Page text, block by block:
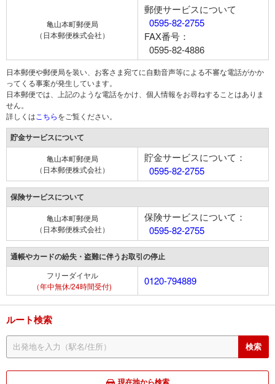
亀山本町郵便局
（日本郵便株式会社）
郵便サービスについて
0595-82-2755
FAX番号：
0595-82-4886
日本郵便や郵便局を装い、お客さま宛てに自動音声等による不審な電話がかか
ってくる事案が発生しています。
日本郵便では、上記のような電話をかけ、個人情報をお尋ねすることはありま
せん。
詳しくは こちらをご覧ください。
貯金サービスについて
亀山本町郵便局
（日本郵便株式会社）
貯金サービスについて：
0595-82-2755
保険サービスについて
亀山本町郵便局
（日本郵便株式会社）
保険サービスについて：
0595-82-2755
通帳やカードの紛失・盗難に伴うお取引の停止
フリーダイヤル
（年中無休/24時間受付)
0120-794889
ルート検索
現在地から検索